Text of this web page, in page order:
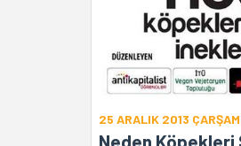
25 ARALIK 2013
Neden